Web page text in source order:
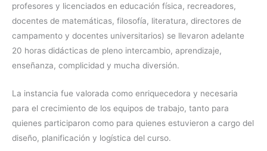
profesores y licenciados en educación física, recreadores,
docentes de matemáticas, filosofía, literatura, directores de
campamento y docentes universitarios) se llevaron adelante
20 horas didácticas de pleno intercambio, aprendizaje,
enseñanza, complicidad y mucha diversión.
La instancia fue valorada como enriquecedora y necesaria
para el crecimiento de los equipos de trabajo, tanto para
quienes participaron como para quienes estuvieron a cargo del
diseño, planificación y logística del curso.